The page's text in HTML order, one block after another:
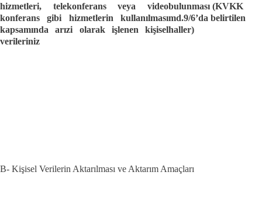
hizmetleri, telekonferans veya video
konferans gibi hizmetlerin kullanılması
kapsamında arızi olarak işlenen kişisel
verileriniz
bulunması (KVKK
md.9/6’da belirtilen
haller)
B- Kişisel Verilerin Aktarılması ve Aktarım Amaçları